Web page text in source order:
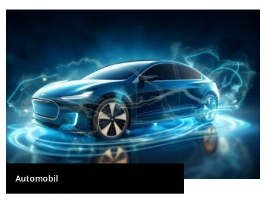
Automobil